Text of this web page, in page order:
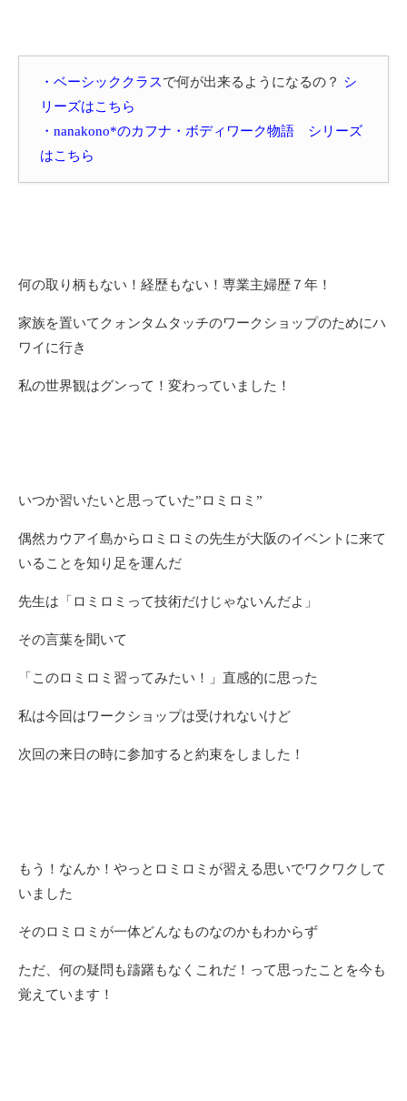
・ベーシッククラスで何が出来るようになるの？ シ
リーズはこちら
・nanakono*のカフナ・ボディワーク物語
シリーズ
はこちら
何の取り柄もない！経歴もない！専業主婦歴７年！
家族を置いてクォンタムタッチのワークショップのためにハ
ワイに行き
私の世界観はグンって！変わっていました！
いつか習いたいと思っていた”ロミロミ”
偶然カウアイ島からロミロミの先生が大阪のイベントに来て
いることを知り足を運んだ
先生は「ロミロミって技術だけじゃないんだよ」
その言葉を聞いて
「このロミロミ習ってみたい！」直感的に思った
私は今回はワークショップは受けれないけど
次回の来日の時に参加すると約束をしました！
もう！なんか！やっとロミロミが習える思いでワクワクして
いました
そのロミロミが一体どんなものなのかもわからず
ただ、何の疑問も躊躇もなくこれだ！って思ったことを今も
覚えています！